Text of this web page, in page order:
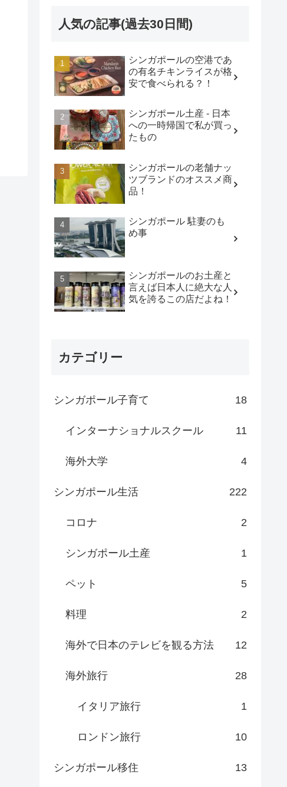
人気の記事(過去30日間)
シンガポールの空港であ
の有名チキンライスが格
安で食べられる？！
シンガポール土産 - 日本
への一時帰国で私が買っ
たもの
シンガポールの老舗ナッ
ツブランドのオススメ商
品！
シンガポール 駐妻のも
め事
シンガポールのお土産と
言えば日本人に絶大な人
気を誇るこの店だよね！
カテゴリー
シンガポール子育て 18
インターナショナルスクール 11
海外大学 4
シンガポール生活 222
コロナ 2
シンガポール土産 1
ペット 5
料理 2
海外で日本のテレビを観る方法 12
海外旅行 28
イタリア旅行 1
ロンドン旅行 10
シンガポール移住 13